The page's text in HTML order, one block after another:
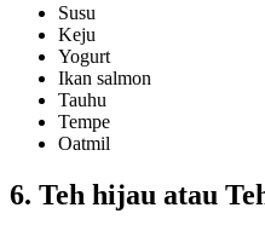
Susu
Keju
Yogurt
Ikan salmon
Tauhu
Tempe
Oatmil
6. Teh hijau atau